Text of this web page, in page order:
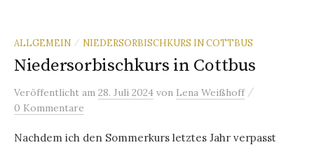
ALLGEMEIN / NIEDERSORBISCHKURS IN COTTBUS
Niedersorbischkurs in Cottbus
Veröffentlicht am 28. Juli 2024 von Lena Weißhoff /
0 Kommentare
Nachdem ich den Sommerkurs letztes Jahr verpasst